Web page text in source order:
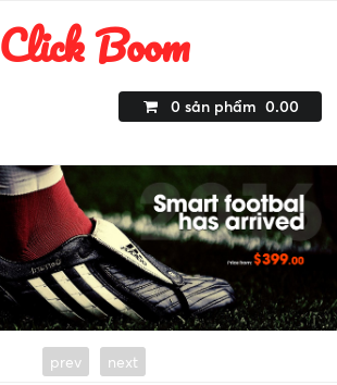
Click Boom
0 sản phẩm 0.00
prev next